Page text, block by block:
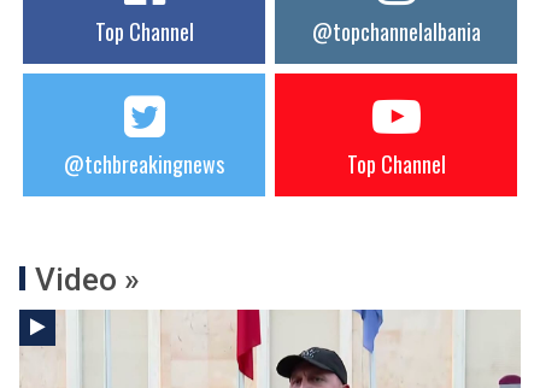
Top Channel @topchannelalbania
@tchbreakingnews Top Channel
Video »